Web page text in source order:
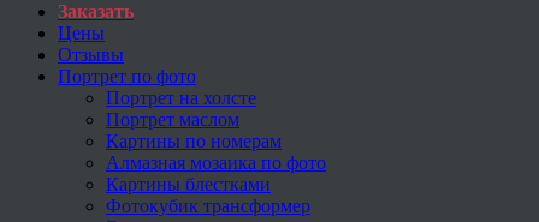
Заказать
Цены
Отзывы
Портрет по фото
Портрет на холсте
Портрет маслом
Картины по номерам
Алмазная мозаика по фото
Картины блестками
Фотокубик трансформер